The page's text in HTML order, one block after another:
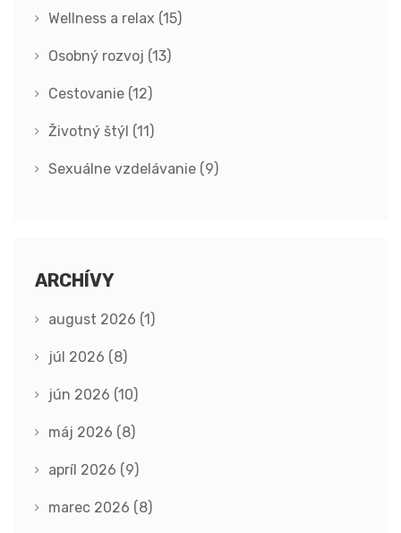
Wellness a relax (15)
Osobný rozvoj (13)
Cestovanie (12)
Životný štýl (11)
Sexuálne vzdelávanie (9)
ARCHÍVY
august 2026 (1)
júl 2026 (8)
jún 2026 (10)
máj 2026 (8)
apríl 2026 (9)
marec 2026 (8)